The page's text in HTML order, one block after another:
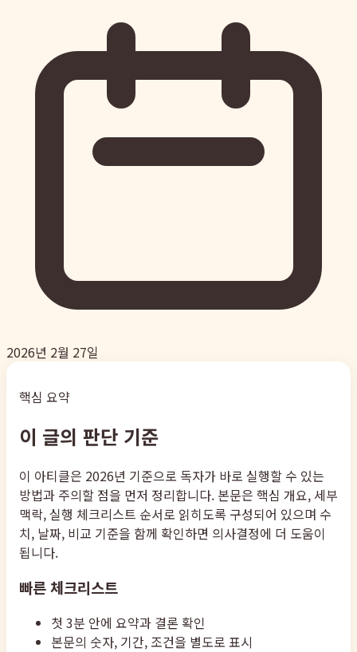
2026년 2월 27일
핵심 요약
이 글의 판단 기준
이 아티클은 2026년 기준으로 독자가 바로 실행할 수 있는
방법과 주의할 점을 먼저 정리합니다. 본문은 핵심 개요, 세부
맥락, 실행 체크리스트 순서로 읽히도록 구성되어 있으며 수
치, 날짜, 비교 기준을 함께 확인하면 의사결정에 더 도움이
됩니다.
빠른 체크리스트
첫 3분 안에 요약과 결론 확인
본문의 숫자, 기간, 조건을 별도로 표시